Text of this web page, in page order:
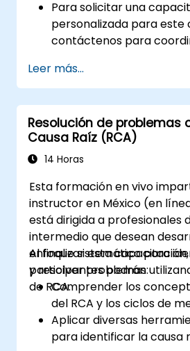
Para solicitar una
personalizada para este
contáctenos para
Leer más...
Resolución de problemas
Causa Raíz (RCA)
14 Horas
Esta formación en vivo
instructor en México (en
está dirigida a profesionales
intermedio que desean
enfoque sistemático para
y resolver problemas
de RCA.
Al finalizar esta
participantes podrán:
Comprender los
del RCA y los ciclos de
Aplicar diversas
para identificar la causa